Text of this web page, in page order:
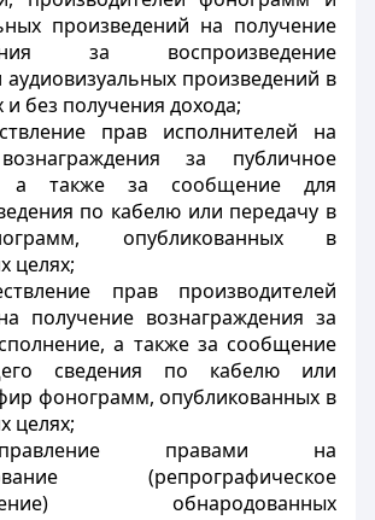
произведений на получение
за воспроизведение
произведений в
без получения дохода;
прав исполнителей на
за публичное
а также за сообщение для
по кабелю или передачу в
опубликованных в
целях;
прав производителей
получение вознаграждения за
а также за сообщение
сведения по кабелю или
фонограмм, опубликованных в
целях;
правами на
(репрографическое
обнародованных